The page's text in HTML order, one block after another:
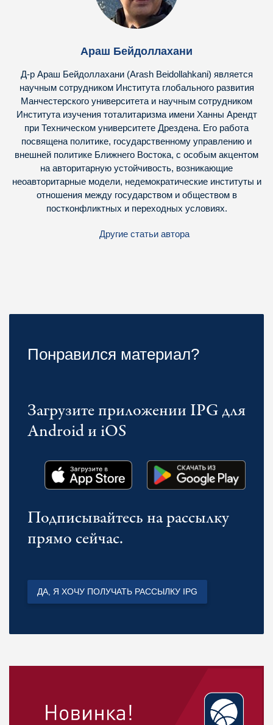
Араш Бейдоллахани
Д-р Араш Бейдоллахани (Arash Beidollahkani) является
научным сотрудником Института глобального развития
Манчестерского университета и научным сотрудником
Института изучения тоталитаризма имени Ханны Арендт
при Техническом университете Дрездена. Его работа
посвящена политике, государственному управлению и
внешней политике Ближнего Востока, с особым акцентом
на авторитарную устойчивость, возникающие
неоавторитарные модели, недемократические институты и
отношения между государством и обществом в
постконфликтных и переходных условиях.
Другие статьи автора
Понравился материал?
Загрузите приложении IPG для
Android и iOS
Подписывайтесь на рассылку
прямо сейчас.
ДА, Я ХОЧУ ПОЛУЧАТЬ РАССЫЛКУ IPG